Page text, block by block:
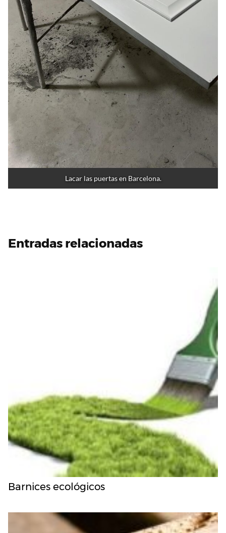
Lacar las puertas en Barcelona.
Entradas relacionadas
Barnices ecológicos